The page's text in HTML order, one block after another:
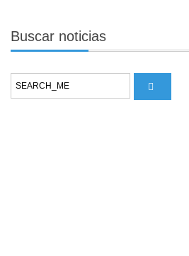
Buscar noticias